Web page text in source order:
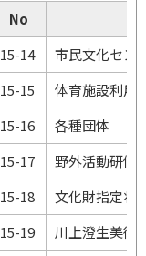
No
15-14
市民文化セン
15-15
体育施設利用
15-16
各種団体
15-17
野外活動研修
15-18
文化財指定状
15-19
川上澄生美術